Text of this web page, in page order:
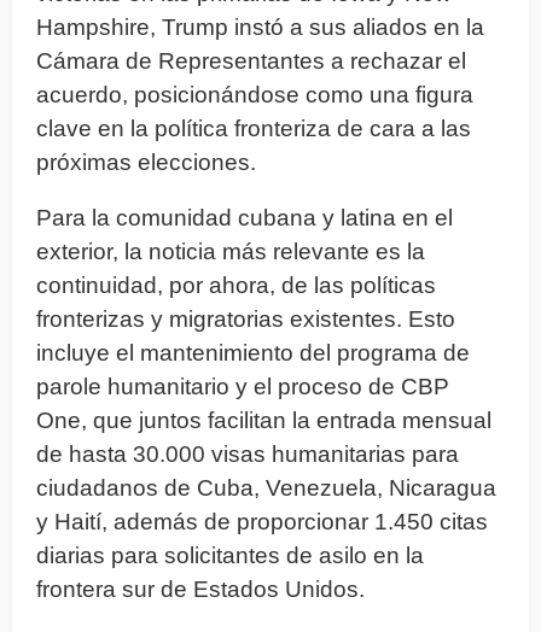
Hampshire, Trump instó a sus aliados en la
Cámara de Representantes a rechazar el
acuerdo, posicionándose como una figura
clave en la política fronteriza de cara a las
próximas elecciones.
Para la comunidad cubana y latina en el
exterior, la noticia más relevante es la
continuidad, por ahora, de las políticas
fronterizas y migratorias existentes. Esto
incluye el mantenimiento del programa de
parole humanitario y el proceso de CBP
One, que juntos facilitan la entrada mensual
de hasta 30.000 visas humanitarias para
ciudadanos de Cuba, Venezuela, Nicaragua
y Haití, además de proporcionar 1.450 citas
diarias para solicitantes de asilo en la
frontera sur de Estados Unidos.